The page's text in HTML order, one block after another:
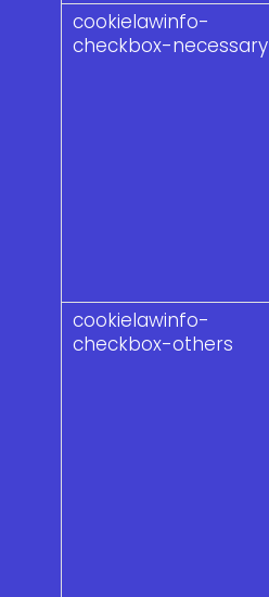
cookielawinfo-
checkbox-necessary
cookielawinfo-
checkbox-others